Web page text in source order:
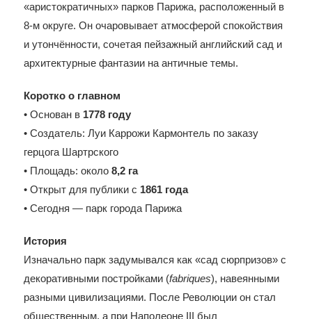
«аристократичных» парков Парижа, расположенный в
8-м округе. Он очаровывает атмосферой спокойствия
и утончённости, сочетая пейзажный английский сад и
архитектурные фантазии на античные темы.
Коротко о главном
• Основан в 1778 году
• Создатель: Луи Каррожи Кармонтель по заказу
герцога Шартрского
• Площадь: около8,2 га
• Открыт для публики с 1861 года
• Сегодня — парк города Парижа
История
Изначально парк задумывался как «сад сюрпризов» с
декоративными постройками (fabriques), навеянными
разными цивилизациями. После Революции он стал
общественным, а при Наполеоне III был